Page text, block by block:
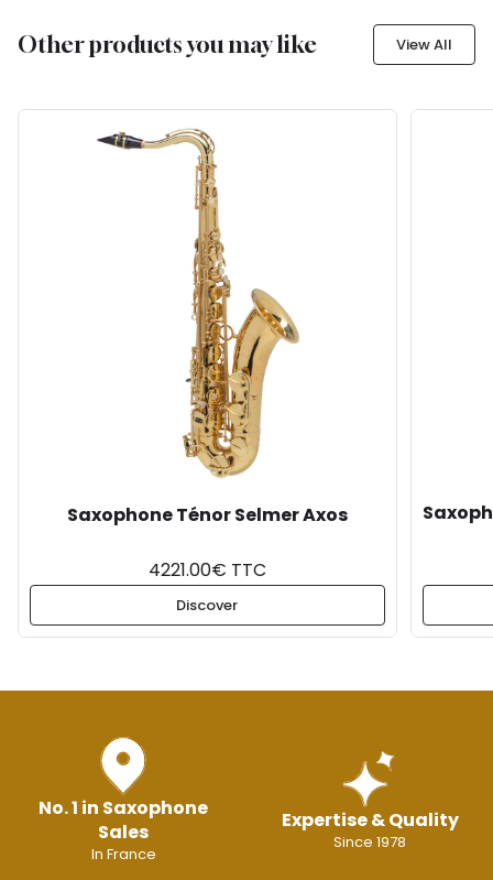
Other products you may like View All
Saxophone Ténor Selmer Axos
4221.00€ TTC
Discover
No. 1 in Saxophone
Sales
In France
Expertise & Quality
Since 1978